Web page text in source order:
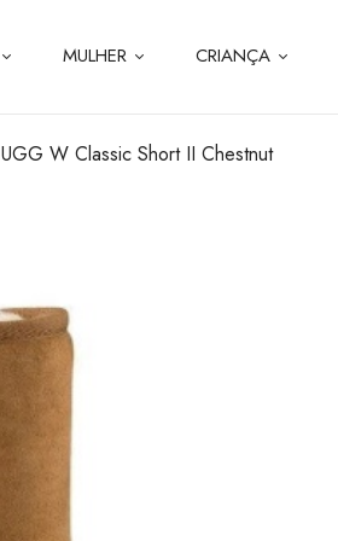
MULHER CRIANÇA
UGG W Classic Short II Chestnut